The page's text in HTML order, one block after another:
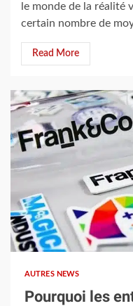
le monde de la réalité
certain nombre de
Read More
3 min read
AUTRES NEWS
Pourquoi les